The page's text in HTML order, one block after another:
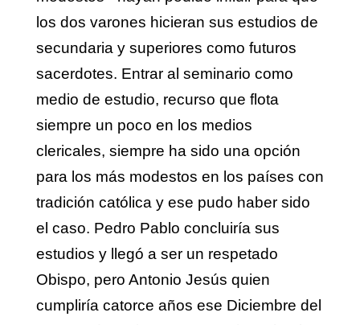
los dos varones hicieran sus estudios de
secundaria y superiores como futuros
sacerdotes. Entrar al seminario como
medio de estudio, recurso que flota
siempre un poco en los medios
clericales, siempre ha sido una opción
para los más modestos en los países con
tradición católica y ese pudo haber sido
el caso. Pedro Pablo concluiría sus
estudios y llegó a ser un respetado
Obispo, pero Antonio Jesús quien
cumpliría catorce años ese Diciembre del